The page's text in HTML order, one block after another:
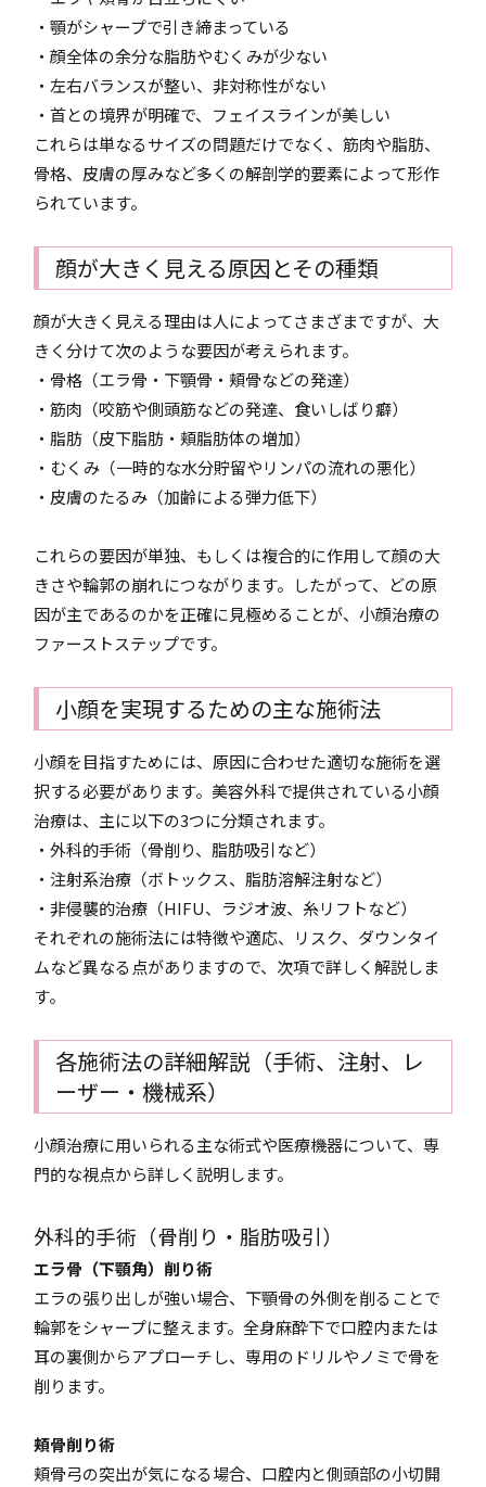
・顎がシャープで引き締まっている
・顔全体の余分な脂肪やむくみが少ない
・左右バランスが整い、非対称性がない
・首との境界が明確で、フェイスラインが美しい
これらは単なるサイズの問題だけでなく、筋肉や脂肪、
骨格、皮膚の厚みなど多くの解剖学的要素によって形作
られています。
顔が大きく見える原因とその種類
顔が大きく見える理由は人によってさまざまですが、大
きく分けて次のような要因が考えられます。
・骨格（エラ骨・下顎骨・頬骨などの発達）
・筋肉（咬筋や側頭筋などの発達、食いしばり癖）
・脂肪（皮下脂肪・頬脂肪体の増加）
・むくみ（一時的な水分貯留やリンパの流れの悪化）
・皮膚のたるみ（加齢による弾力低下）
これらの要因が単独、もしくは複合的に作用して顔の大
きさや輪郭の崩れにつながります。したがって、どの原
因が主であるのかを正確に見極めることが、小顔治療の
ファーストステップです。
小顔を実現するための主な施術法
小顔を目指すためには、原因に合わせた適切な施術を選
択する必要があります。美容外科で提供されている小顔
治療は、主に以下の3つに分類されます。
・外科的手術（骨削り、脂肪吸引など）
・注射系治療（ボトックス、脂肪溶解注射など）
・非侵襲的治療（HIFU、ラジオ波、糸リフトなど）
それぞれの施術法には特徴や適応、リスク、ダウンタイ
ムなど異なる点がありますので、次項で詳しく解説しま
す。
各施術法の詳細解説（手術、注射、レ
ーザー・機械系）
小顔治療に用いられる主な術式や医療機器について、専
門的な視点から詳しく説明します。
外科的手術（骨削り・脂肪吸引）
エラ骨（下顎角）削り術
エラの張り出しが強い場合、下顎骨の外側を削ることで
輪郭をシャープに整えます。全身麻酔下で口腔内または
耳の裏側からアプローチし、専用のドリルやノミで骨を
削ります。
頬骨削り術
頬骨弓の突出が気になる場合、口腔内と側頭部の小切開